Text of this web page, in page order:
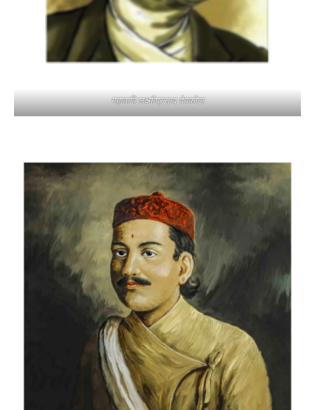
महाकवि लक्ष्मीप्रसाद देवकोटा